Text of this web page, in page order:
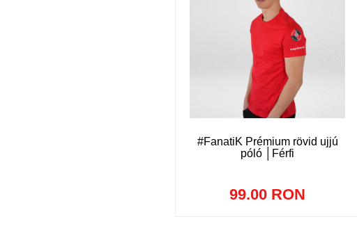
#FanatiK Prémium rövid ujjú
póló │Férfi
99.00 RON